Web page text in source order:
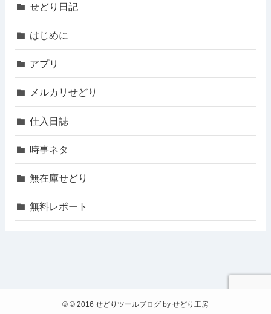
せどり日記
はじめに
アプリ
メルカリせどり
仕入日誌
時事ネタ
無在庫せどり
無料レポート
© © 2016 せどりツールブログ by せどり工房